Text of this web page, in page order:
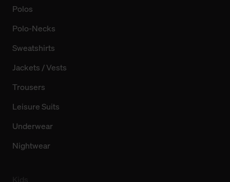
Polos
Polo-Necks
Sweatshirts
Jackets / Vests
Trousers
Leisure Suits
Underwear
Nightwear